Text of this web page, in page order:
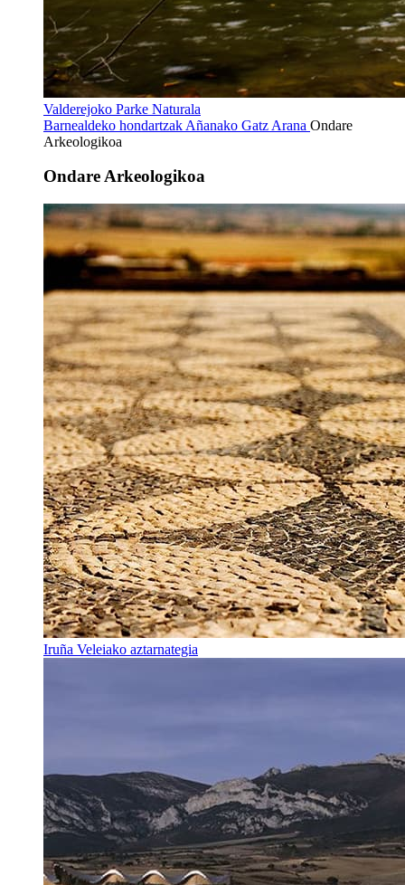
Valderejoko Parke Naturala
Barnealdeko hondartzak Añanako Gatz Arana Ondare
Arkeologikoa
Ondare Arkeologikoa
Iruña Veleiako aztarnategia